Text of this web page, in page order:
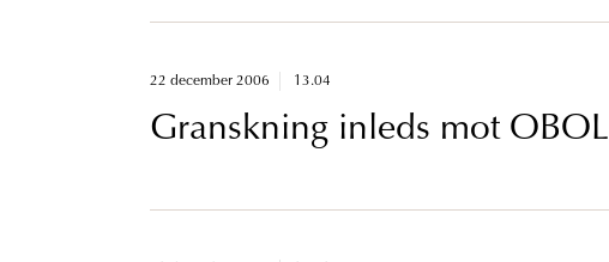
22 december 2006 13.04
Granskning inleds mot OBOL